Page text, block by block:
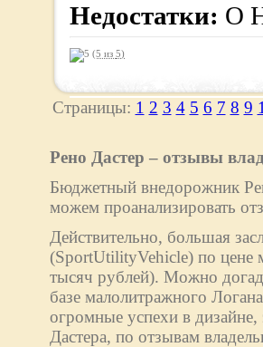
Недостатки: О
(5 из 5)
Страницы: 1 2 3 4 5 6 7 8 9
Рено Дастер – отзывы
Бюджетный внедорожник
можем проанализировать
Действительно, большая
(SportUtilityVehicle) по цене
тысяч рублей). Можно
базе малолитражного
огромные успехи в
Дастера, по отзывам